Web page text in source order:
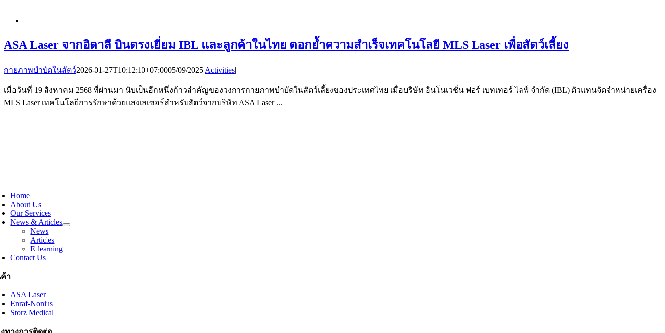
ASA Laser จากอิตาลี บินตรงเยี่ยม IBL และลูกค้าในไทย ตอกย้ำความสำเร็จเทคโนโลยี MLS Laser เพื่อสัตว์เลี้ยง
กายภาพบำบัดในสัตว์2026-01-27T10:12:10+07:0005/09/2025|Activities|
เมื่อวันที่ 19 สิงหาคม 2568 ที่ผ่านมา นับเป็นอีกหนึ่งก้าวสำคัญของวงการกายภาพบำบัดในสัตว์เลี้ยงของประเทศไทย เมื่อบริษัท อินโนเวชั่น ฟอร์ เบทเทอร์ ไลฟ์ จำกัด (IBL) ตัวแทนจัดจำหน่ายเครื่อง
MLS Laser เทคโนโลยีการรักษาด้วยแสงเลเซอร์สำหรับสัตว์จากบริษัท ASA Laser ...
Home
About Us
Our Services
News & Articles
News
Articles
E-learning
Contact Us
า
ASA Laser
Enraf-Nonius
Storz Medical